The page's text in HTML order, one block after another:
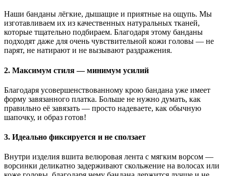
Наши банданы лёгкие, дышащие и приятные на ощупь. Мы
изготавливаем их из качественных натуральных тканей,
которые тщательно подбираем. Благодаря этому банданы
подходят даже для очень чувствительной кожи головы — не
парят, не натирают и не вызывают раздражения.
2. Максимум стиля — минимум усилий
Благодаря усовершенствованному крою бандана уже имеет
форму завязанного платка. Больше не нужно думать, как
правильно её завязать — просто надеваете, как обычную
шапочку, и образ готов!
3. Идеально фиксируется и не сползает
Внутри изделия вшита велюровая лента с мягким ворсом —
ворсинки деликатно задерживают скольжение на волосах или